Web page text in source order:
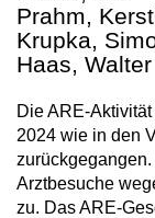
Prahm,
Krupka,
Haas, Walter
Die ARE-
2024 wie in den
Arztbesuche
zu. Das ARE-